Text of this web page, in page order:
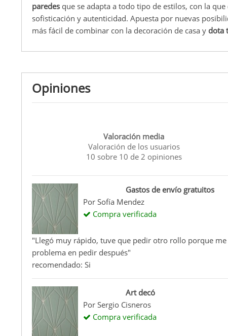
paredes que se adapta a todo tipo de estilos, con la
sofisticación y autenticidad. Apuesta por nuevas
más fácil de combinar con la decoración de casa y dota
Opiniones
Valoración media
Valoración de los usuarios
10 sobre 10 de 2 opiniones
Gastos de envío gratuitos
Por Sofía Mendez
Compra verificada
"Llegó muy rápido, tuve que pedir otro rollo porque
problema en pedir después"
recomendado: Si
Art decó
Por Sergio Cisneros
Compra verificada